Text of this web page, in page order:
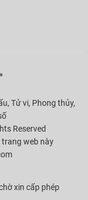
Tử vi, Phong thủy,
Reserved
trang web này
xin cấp phép